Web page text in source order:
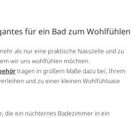
für ein Bad zum Wohlfühlen
als nur eine praktische Nasszelle und zu
wir uns wohlfühlen möchten.
tragen in großem Maße dazu bei, Ihrem
und zu einer kleinen Wohlfühloase
die ein nüchternes Badezimmer in ein